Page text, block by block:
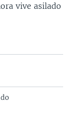
vive asilado